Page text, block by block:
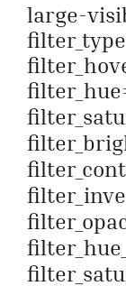
large-